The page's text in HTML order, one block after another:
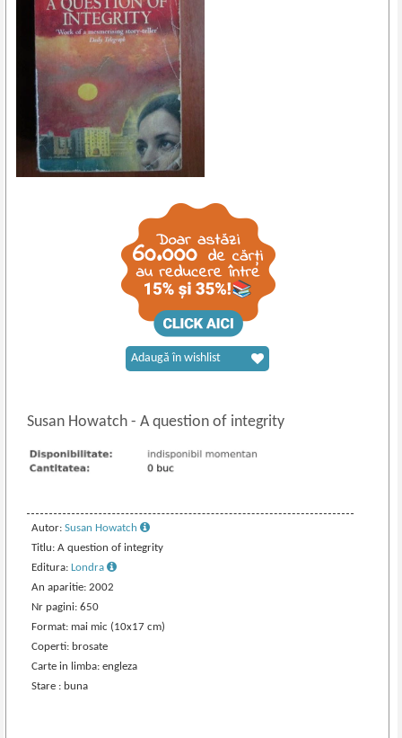
Susan Howatch- A question of integrity
Autor:Susan Howatch
Titlu: A question of integrity
Editura:Londra
An aparitie: 2002
Nr pagini: 650
Format: mai mic (10x17 cm)
Coperti: brosate
Carte in limba: engleza
Stare : buna
Adaugă în wishlist